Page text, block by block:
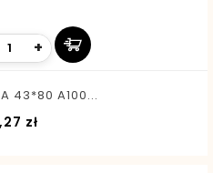
+
43*80 A100...
złCena